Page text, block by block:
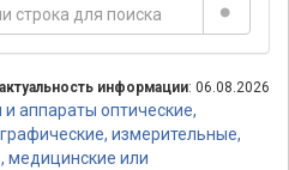
актуальность информации: 06.08.2026
аппараты оптические,
измерительные,
медицинские или